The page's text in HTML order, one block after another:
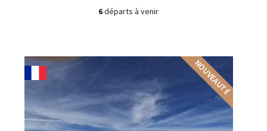
6départs à venir
NOUVEAUTÉ